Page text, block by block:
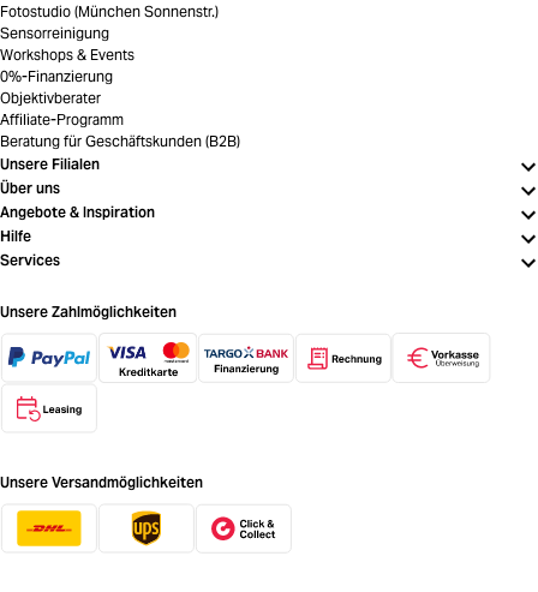
Fotostudio (München Sonnenstr.)
Sensorreinigung
Workshops & Events
0%-Finanzierung
Objektivberater
Affiliate-Programm
Beratung für Geschäftskunden (B2B)
Unsere Filialen
Über uns
Angebote & Inspiration
Hilfe
Services
Unsere Zahlmöglichkeiten
Unsere Versandmöglichkeiten